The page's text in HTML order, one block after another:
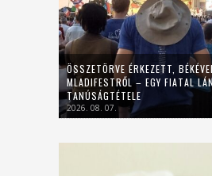
ÖSSZETÖRVE ÉRKEZETT,
MLADIFESTRŐL – EGY FIATAL
TANÚSÁGTÉTELE
2026. 08. 07.